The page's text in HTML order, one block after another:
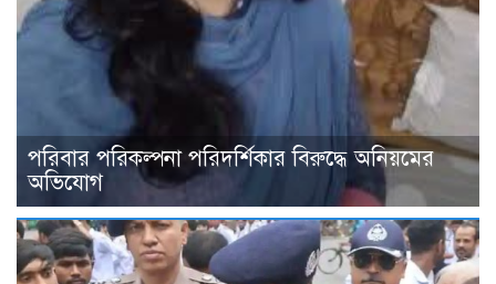
পরিবার পরিকল্পনা পরিদর্শিকার বিরুদ্ধে অনিয়মের
অভিযোগ